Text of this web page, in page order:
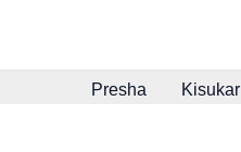
Presha